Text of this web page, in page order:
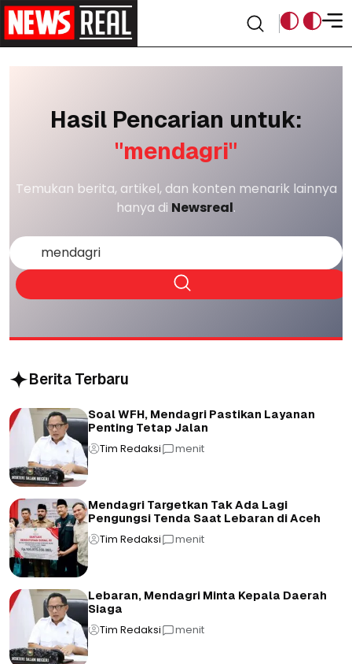
Hasil Pencarian untuk:
"mendagri"
Temukan berita, artikel, dan konten menarik lainnya
hanya di Newsreal.
Berita Terbaru
Soal WFH, Mendagri Pastikan Layanan
Penting Tetap Jalan
Tim Redaksi menit
Mendagri Targetkan Tak Ada Lagi
Pengungsi Tenda Saat Lebaran di Aceh
Tim Redaksi menit
Lebaran, Mendagri Minta Kepala Daerah
Siaga
Tim Redaksi menit